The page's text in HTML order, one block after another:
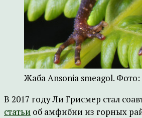
Жаба Ansonia smeagol.
В 2017 году Ли Грисмер стал
статьи об амфибии из горных